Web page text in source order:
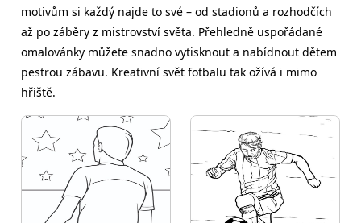
motivům si každý najde to své – od stadionů a rozhodčích
až po záběry z mistrovství světa. Přehledně uspořádané
omalovánky můžete snadno vytisknout a nabídnout dětem
pestrou zábavu. Kreativní svět fotbalu tak ožívá i mimo
hřiště.